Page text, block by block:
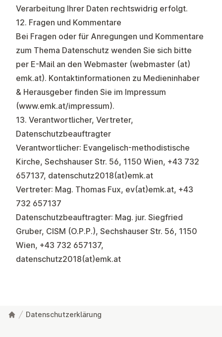
Verarbeitung Ihrer Daten rechtswidrig erfolgt.
12. Fragen und Kommentare
Bei Fragen oder für Anregungen und Kommentare
zum Thema Datenschutz wenden Sie sich bitte
per E-Mail an den Webmaster (webmaster (at)
emk.at). Kontaktinformationen zu Medieninhaber
& Herausgeber finden Sie im Impressum
(www.emk.at/impressum).
13. Verantwortlicher, Vertreter,
Datenschutzbeauftragter
Verantwortlicher: Evangelisch-methodistische
Kirche, Sechshauser Str. 56, 1150 Wien, +43 732
657137, datenschutz2018(at)emk.at
Vertreter: Mag. Thomas Fux, ev(at)emk.at, +43
732 657137
Datenschutzbeauftragter: Mag. jur. Siegfried
Gruber, CISM (O.P.P.), Sechshauser Str. 56, 1150
Wien, +43 732 657137,
datenschutz2018(at)emk.at
Datenschutzerklärung